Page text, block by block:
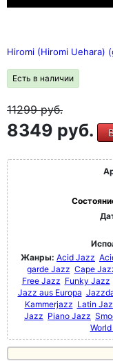
Hiromi (Hiromi Uehara)
Есть в наличии
11299руб.
8349 руб.
Жанры: Acid Jazz
garde Jazz Cape
Free Jazz Funky Jazz
Jazz aus Europa
Kammerjazz Latin
Jazz Piano Jazz